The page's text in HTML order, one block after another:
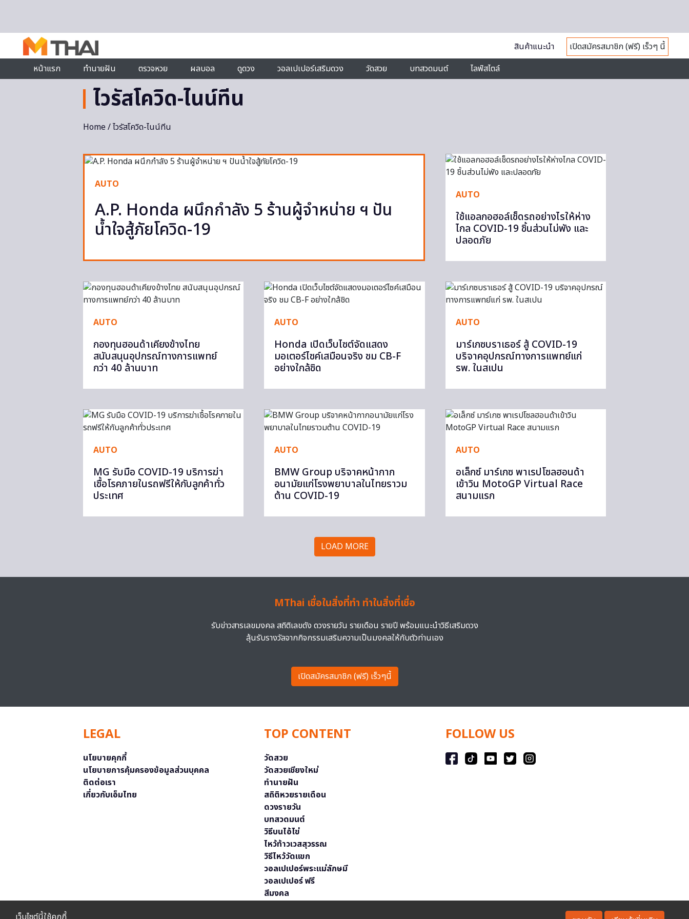
สินค้าแนะนำ
เปิดสมัครสมาชิก (ฟรี) เร็วๆ นี้
หน้าแรก
ทำนายฝัน ตรวจหวย ผลบอล ดูดวง วอลเปเปอร์เสริมดวง วัดสวย บทสวดมนต์ ไลฟ์สไตล์
ไวรัสโควิด-ไนน์ทีน
Home/ ไวรัสโควิด-ไนน์ทีน
AUTO
A.P. Honda ผนึกกำลัง 5 ร้านผู้จำหน่าย ฯ ปัน
น้ำใจสู้ภัยโควิด-19
AUTO
ใช้แอลกอฮอล์เช็ดรถอย่างไรให้ห่าง
ไกล COVID-19 ชิ้นส่วนไม่พัง และ
ปลอดภัย
AUTO
กองทุนฮอนด้าเคียงข้างไทย
สนับสนุนอุปกรณ์ทางการแพทย์
กว่า 40 ล้านบาท
AUTO
Honda เปิดเว็บไซต์จัดแสดง
มอเตอร์ไซค์เสมือนจริง ชม CB-F
อย่างใกล้ชิด
AUTO
มาร์เกซบราเธอร์ สู้ COVID-19
บริจาคอุปกรณ์ทางการแพทย์แก่
รพ. ในสเปน
AUTO
MG รับมือ COVID-19 บริการฆ่า
เชื้อโรคภายในรถฟรีให้กับลูกค้าทั่ว
ประเทศ
AUTO
BMW Group บริจาคหน้ากาก
อนามัยแก่โรงพยาบาลในไทยราวม
ต้าน COVID-19
AUTO
อเล็กซ์ มาร์เกซ พาเรปโซลฮอนด้า
เข้าวิน MotoGP Virtual Race
สนามแรก
LOAD MORE
MThai เชื่อในสิ่งที่ทำ ทำในสิ่งที่เชื่อ
รับข่าวสารเลขมงคล สถิติเลขดัง ดวงรายวัน รายเดือน รายปี พร้อมแนะนำวิธีเสริมดวง
ลุ้นรับรางวัลจากกิจกรรมเสริมความเป็นมงคลให้กับตัวท่านเอง
เปิดสมัครสมาชิก (ฟรี) เร็วๆนี้
LEGAL
นโยบายคุกกี้
นโยบายการคุ้มครองข้อมูลส่วนบุคคล
ติดต่อเรา
เกี่ยวกับเอ็มไทย
TOP CONTENT
วัดสวย
วัดสวยเชียงใหม่
ทำนายฝัน
สถิติหวยรายเดือน
ดวงรายวัน
บทสวดมนต์
วิธีบนไอ้ไข่
ไหว้ท้าวเวสสุวรรณ
วิธีไหว้วัดแขก
วอลเปเปอร์พระแม่ลักษมี
วอลเปเปอร์ ฟรี
สีมงคล
FOLLOW US